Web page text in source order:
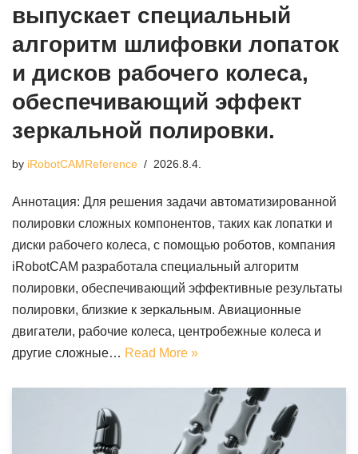
выпускает специальный
алгоритм шлифовки лопаток
и дисков рабочего колеса,
обеспечивающий эффект
зеркальной полировки.
by iRobotCAMReference 2026.8.4.
Аннотация: Для решения задачи автоматизированной
полировки сложных компонентов, таких как лопатки и
диски рабочего колеса, с помощью роботов, компания
iRobotCAM разработала специальный алгоритм
полировки, обеспечивающий эффективные результаты
полировки, близкие к зеркальным. Авиационные
двигатели, рабочие колеса, центробежные колеса и
другие сложные… Read More »